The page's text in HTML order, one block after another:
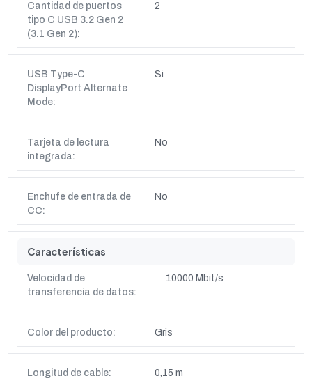
Cantidad de puertos
tipo C USB 3.2 Gen 2
(3.1 Gen 2):
2
USB Type-C
DisplayPort Alternate
Mode:
Si
Tarjeta de lectura
integrada:
No
Enchufe de entrada de
CC:
No
Características
Velocidad de
transferencia de datos:
10000 Mbit/s
Color del producto: Gris
Longitud de cable: 0,15 m